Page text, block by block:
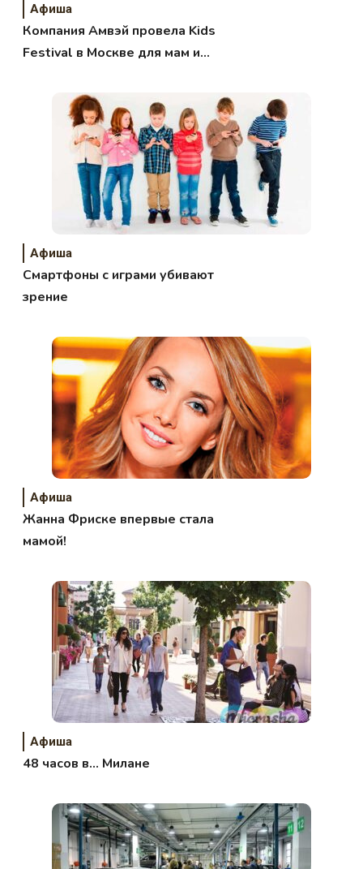
Афиша
Компания Амвэй провела Kids
Festival в Москве для мам и
Афиша
Смартфоны с играми убивают
зрение
Афиша
Жанна Фриске впервые стала
мамой!
Афиша
48 часов в… Милане